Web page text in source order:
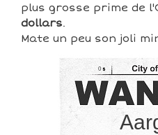
plus grosse prime de
dollars.
Mate un peu son joli
0